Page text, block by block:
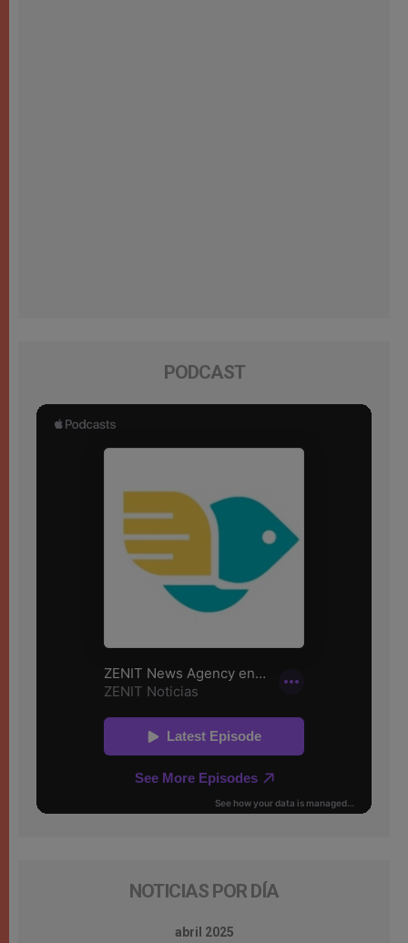
PODCAST
NOTICIAS POR DÍA
abril 2025